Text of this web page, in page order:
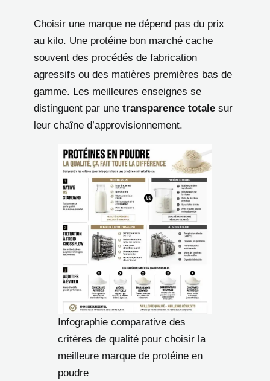
Choisir une marque ne dépend pas du prix
au kilo. Une protéine bon marché cache
souvent des procédés de fabrication
agressifs ou des matières premières bas de
gamme. Les meilleures enseignes se
distinguent par une transparence totale sur
leur chaîne d’approvisionnement.
Infographie comparative des
critères de qualité pour choisir la
meilleure marque de protéine en
poudre